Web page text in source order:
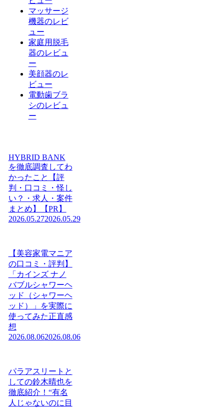
マッサージ
機器のレビ
ュー
家庭用脱毛
器のレビュ
ー
美顔器のレ
ビュー
電動歯ブラ
シのレビュ
ー
HYBRID BANK
を徹底調査してわ
かったこと【評
判・口コミ・怪し
い？・求人・案件
まとめ】【PR】
2026.05.272026.05.29
【美容家電マニア
の口コミ・評判】
「カインズ ナノ
バブルシャワーヘ
ッド（シャワーヘ
ッド）」を実際に
使ってみた正直感
想
2026.08.062026.08.06
パラアスリートと
しての鈴木晴也を
徹底紹介！“有名
人じゃないのに目